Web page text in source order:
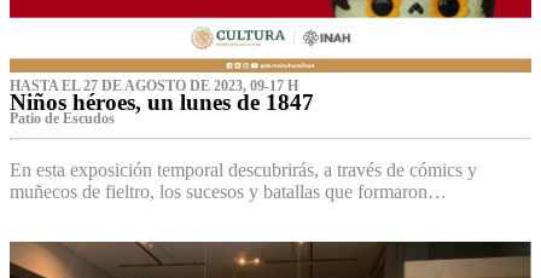
HASTA EL 27 DE AGOSTO DE 2023, 09-17 H
Niños héroes, un lunes de 1847
Patio de Escudos
En esta exposición temporal descubrirás, a través de cómics y
muñecos de fieltro, los sucesos y batallas que formaron…